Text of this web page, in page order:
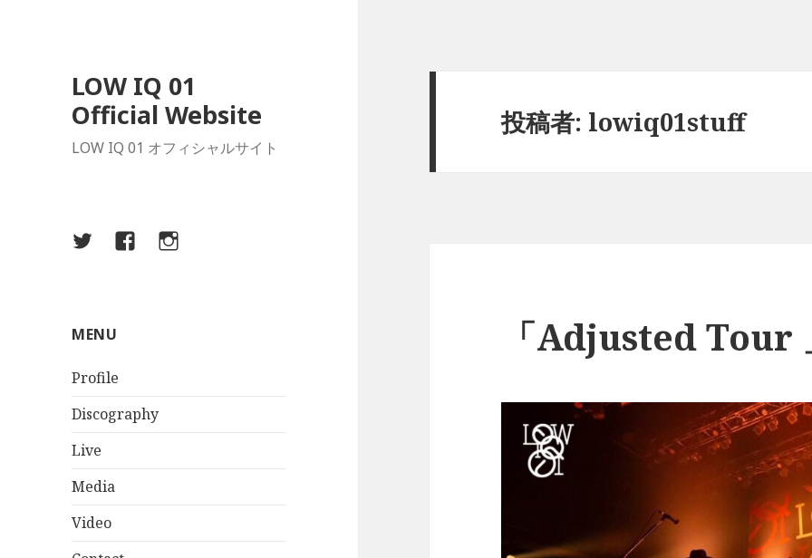
LOW IQ 01
Official Website
LOW IQ 01 オフィシャルサイト
TwitterFacebookInstagram
MENU
Profile
Discography
Live
Media
Video
投稿者: lowiq01stuff
「Adjusted Tour